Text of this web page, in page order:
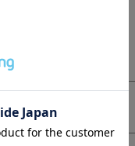
ズ：Lサイズ
用サイズ：Lサイズ